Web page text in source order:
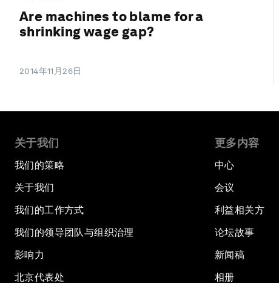
Are machines to blame for a
shrinking wage gap?
2014年11月26日
关于我们
我们的策略
关于我们
我们的工作方式
我们的领导团队与组织治理
影响力
北京代表处
更多内容
中心
会议
利益相关方
论坛故事
新闻稿
相册